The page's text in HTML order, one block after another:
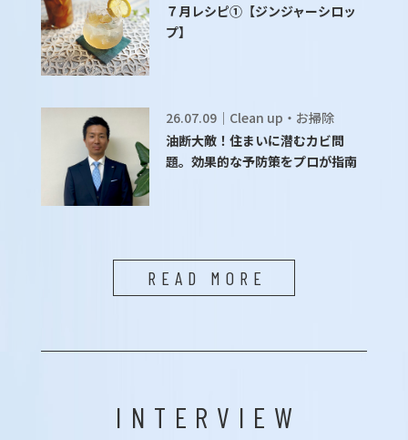
７月レシピ①【ジンジャーシロッ
プ】
26.07.09｜Clean up・お掃除
油断大敵！住まいに潜むカビ問
題。効果的な予防策をプロが指南
READ MORE
INTERVIEW